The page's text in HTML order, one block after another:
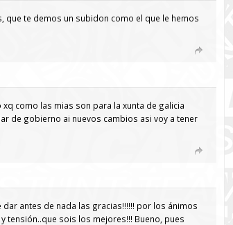
que te demos un subidon como el que le hemos
como las mias son para la xunta de galicia
de gobierno ai nuevos cambios asi voy a tener
antes de nada las gracias!!!!!! por los ánimos
tensión..que sois los mejores!!! Bueno, pues